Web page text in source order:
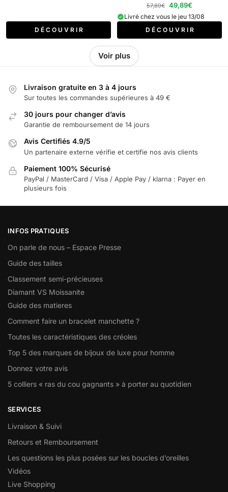
D É C O U V R I R
57,89€ 49,89€
Livré chez vous le jeu 13/08
D É C O U V R I R
Voir plus
Livraison gratuite en 3 à 4 jours
Sur toutes les commandes supérieures à 49 €
30 jours pour changer d’avis
Garantie de remboursement de 14 jours
Avis Certifiés 4.9/5
Un partenaire externe vérifie et certifie nos avis clients
Paiement 100% Sécurisé
PayPal / MasterCard / Visa / Apple Pay / klarna : Payer en
plusieurs fois
INFOS PRATIQUES
On parle de nous – Espace Presse
Guide des tailles
Classement semi-précieuses
Diamant VS Moissanite
Guide des matieres
Comment faire un bracelet manchette ?
Toutes les caractéristiques des créoles
Top 5 des marques de bijoux de luxe pour homme
Donnez votre avis
5 colliers « ras du cou gagnants » à porter au quotidien
SERVICES
Livraison & Suivi
Retours et Remboursement
Les questions les plus posées sur les boucles d’oreilles
Vidéos
Live Shopping